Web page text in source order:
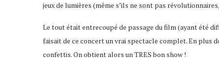
jeux de lumières (même s’ils ne sont pas
Le tout était entrecoupé de passage du film (ayant été
faisait de ce concert un vrai spectacle complet. En plus
confettis. On obtient alors un TRES bon show !